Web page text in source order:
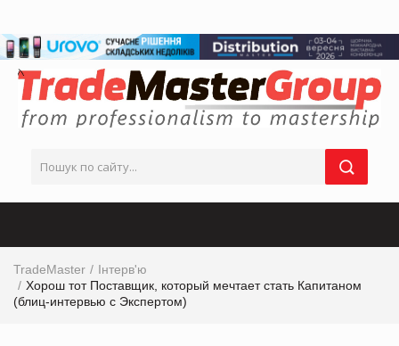
TradeMaster
Інтерв'ю
Хорош тот Поставщик, который мечтает стать Капитаном
(блиц-интервью с Экспертом)